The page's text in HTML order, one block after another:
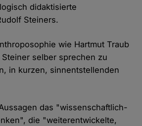
didaktisierte
Steiners.
wie Hartmut Traub
selber sprechen zu
in kurzen, sinnentstellenden
das "wissenschaftlich-
die "weiterentwickelte,